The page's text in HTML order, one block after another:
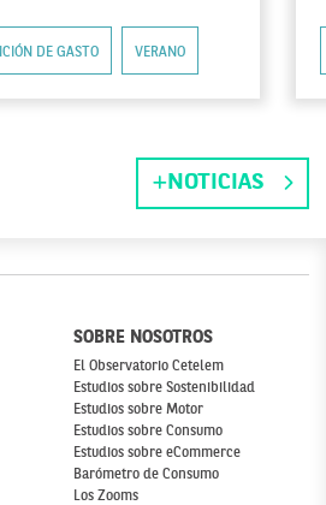
DE GASTO VERANO
NOTICIAS
SOBRE NOSOTROS
El Observatorio Cetelem
Estudios sobre Sostenibilidad
Estudios sobre Motor
Estudios sobre Consumo
Estudios sobre eCommerce
Barómetro de Consumo
Los Zooms